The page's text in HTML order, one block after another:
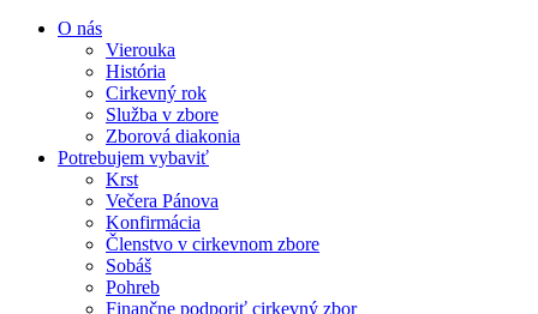
O nás
Vierouka
História
Cirkevný rok
Služba v zbore
Zborová diakonia
Potrebujem vybaviť
Krst
Večera Pánova
Konfirmácia
Členstvo v cirkevnom zbore
Sobáš
Pohreb
Finančne podporiť cirkevný zbor